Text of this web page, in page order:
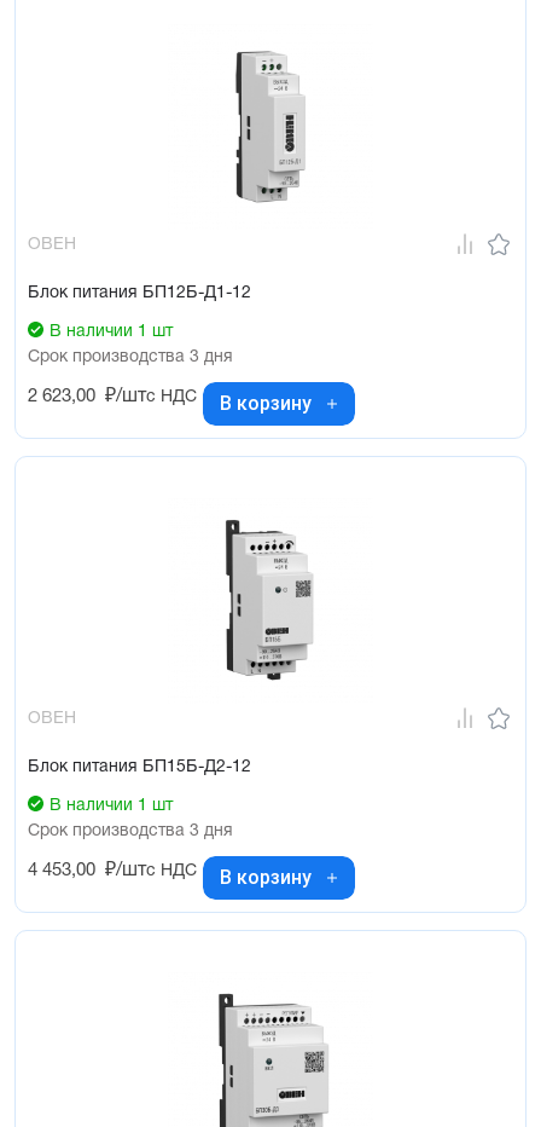
ОВЕН
Блок питания БП12Б-Д1-12
В наличии 1 шт
Срок производства 3 дня
2 623,00 ₽/штс НДС В корзину
ОВЕН
Блок питания БП15Б-Д2-12
В наличии 1 шт
Срок производства 3 дня
4 453,00 ₽/штс НДС В корзину